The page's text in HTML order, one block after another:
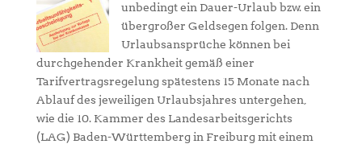
unbedingt ein Dauer-Urlaub bzw. ein
übergroßer Geldsegen folgen. Denn
Urlaubsansprüche können bei
durchgehender Krankheit gemäß einer
Tarifvertragsregelung spätestens 15 Monate nach
Ablauf des jeweiligen Urlaubsjahres untergehen,
wie die 10. Kammer des Landesarbeitsgerichts
(LAG) Baden-Württemberg in Freiburg mit einem